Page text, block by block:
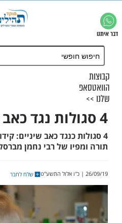
כנגד כאב שיניים: קידוש
של רבי נחמן מברסלב
שלח לחבר